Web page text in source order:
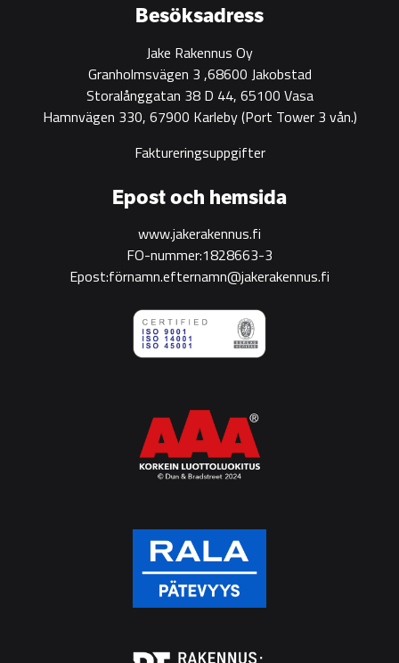
Besöksadress
Jake Rakennus Oy
Granholmsvägen 3 ,68600 Jakobstad
Storalånggatan 38 D 44, 65100 Vasa
Hamnvägen 330, 67900 Karleby(Port Tower 3 vån.)
Faktureringsuppgifter
Epost och hemsida
www.jakerakennus.fi
FO-nummer:1828663-3
Epost:förnamn.efternamn@jakerakennus.fi